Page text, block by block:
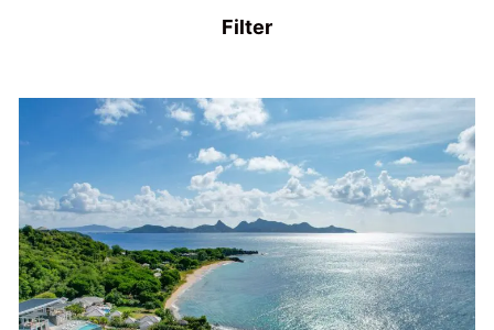
Filter
Okategoriserade
Resor